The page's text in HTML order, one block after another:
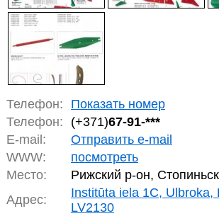
Телефон:
Показать номер
Телефон:
(+371)67-91-***
E-mail:
Отправить e-mail
WWW:
посмотреть
Место:
Рижский р-он,
Адрес:
Institūta iela 1C, Ulbroka,
LV2130